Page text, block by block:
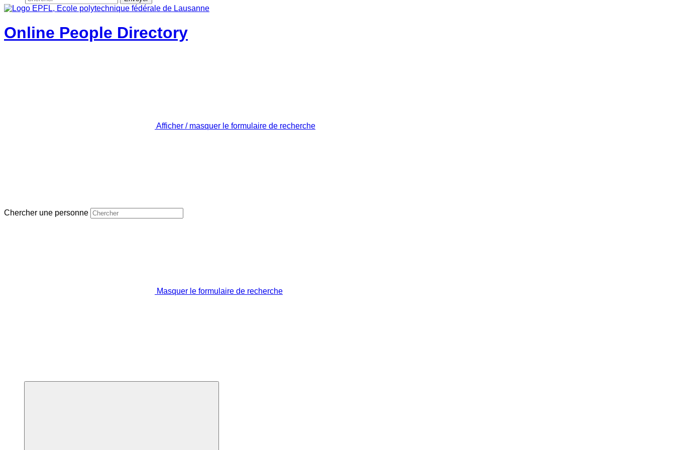
Online People Directory
Afficher / masquer le formulaire de recherche
Chercher une personne
Masquer le formulaire de recherche